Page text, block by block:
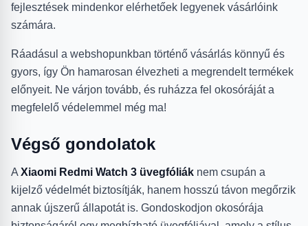
fejlesztések mindenkor elérhetőek legyenek vásárlóink
számára.
Ráadásul a webshopunkban történő vásárlás könnyű és
gyors, így Ön hamarosan élvezheti a megrendelt termékek
előnyeit. Ne várjon tovább, és ruházza fel okosóráját a
megfelelő védelemmel még ma!
Végső gondolatok
A Xiaomi Redmi Watch 3 üvegfóliák nem csupán a
kijelző védelmét biztosítják, hanem hosszú távon megőrzik
annak újszerű állapotát is. Gondoskodjon okosórája